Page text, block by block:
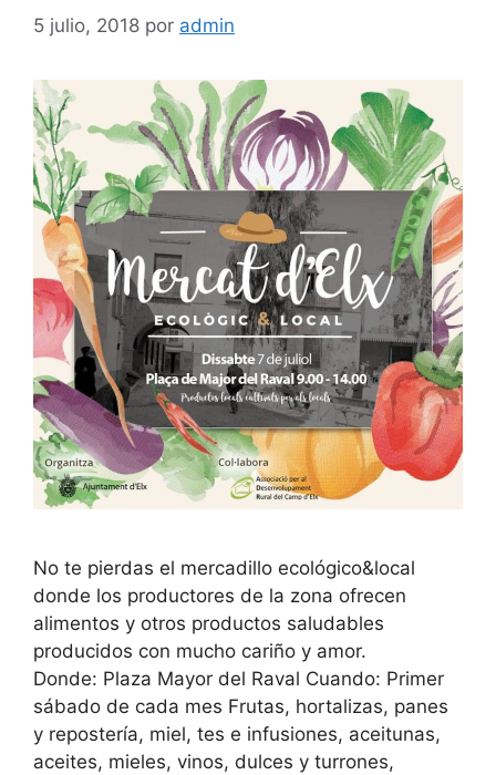
5 julio, 2018 por admin
No te pierdas el mercadillo ecológico&local
donde los productores de la zona ofrecen
alimentos y otros productos saludables
producidos con mucho cariño y amor.
Donde: Plaza Mayor del Raval Cuando: Primer
sábado de cada mes Frutas, hortalizas, panes
y repostería, miel, tes e infusiones, aceitunas,
aceites, mieles, vinos, dulces y turrones,